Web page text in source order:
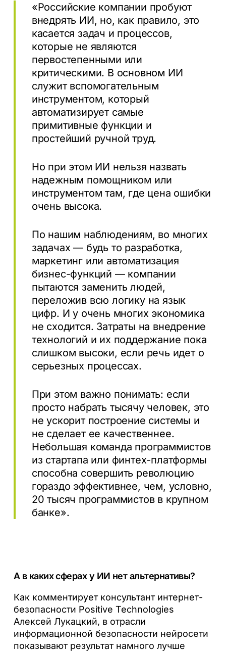
«Российские компании пробуют
внедрять ИИ, но, как правило, это
касается задач и процессов,
которые не являются
первостепенными или
критическими. В основном ИИ
служит вспомогательным
инструментом, который
автоматизирует самые
примитивные функции и
простейший ручной труд.
Но при этом ИИ нельзя назвать
надежным помощником или
инструментом там, где цена ошибки
очень высока.
По нашим наблюдениям, во многих
задачах — будь то разработка,
маркетинг или автоматизация
бизнес-функций — компании
пытаются заменить людей,
переложив всю логику на язык
цифр. И у очень многих экономика
не сходится. Затраты на внедрение
технологий и их поддержание пока
слишком высоки, если речь идет о
серьезных процессах.
При этом важно понимать: если
просто набрать тысячу человек, это
не ускорит построение системы и
не сделает ее качественнее.
Небольшая команда программистов
из стартапа или финтех-платформы
способна совершить революцию
гораздо эффективнее, чем, условно,
20 тысяч программистов в крупном
банке».
А в каких сферах у ИИ нет альтернативы?
Как комментирует консультант интернет-
безопасности Positive Technologies
Алексей Лукацкий, в отрасли
информационной безопасности нейросети
показывают результат намного лучше